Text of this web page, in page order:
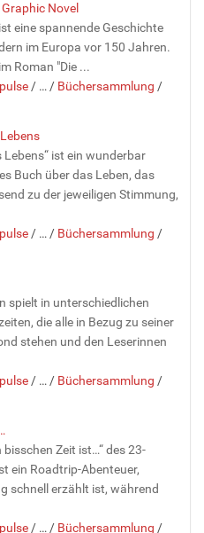
Novel
eine spannende Geschichte
im Europa vor 150 Jahren.
Roman "Die ...
/ … / Büchersammlung /
Lebens“ ist ein wunderbar
Buch über das Leben, das
zu der jeweiligen Stimmung,
/ … / Büchersammlung /
spielt in unterschiedlichen
die alle in Bezug zu seiner
stehen und den Leserinnen
/ … / Büchersammlung /
bisschen Zeit ist…“ des 23-
ein Roadtrip-Abenteuer,
schnell erzählt ist, während
/ … / Büchersammlung /